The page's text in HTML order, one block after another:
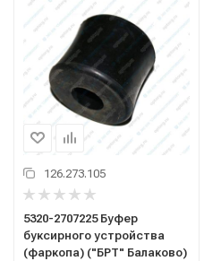
126.273.105
5320-2707225 Буфер
буксирного устройства
(фаркопа) ("БРТ" Балаково)